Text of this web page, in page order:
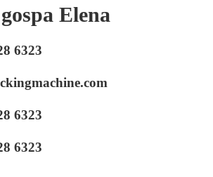
gospa Elena
6323
6323
6323